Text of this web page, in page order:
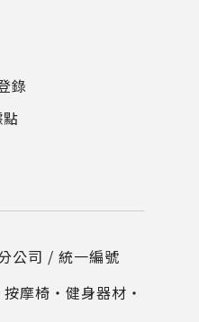
錄
公司 / 統一編號
摩椅‧健身器材‧